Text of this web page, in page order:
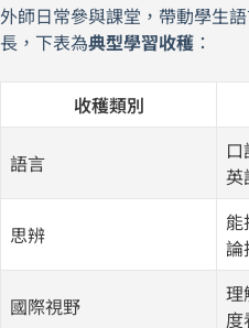
外師日常參與課堂，帶動學生
長，下表為典型學習收穫 ：
收穫類別
語言
口
英
思辨
能
論
國際視野
理
度